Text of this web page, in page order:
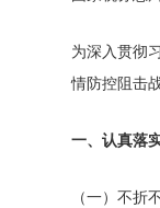
为深入贯彻
情防控阻击
一、认真落
（一）不折